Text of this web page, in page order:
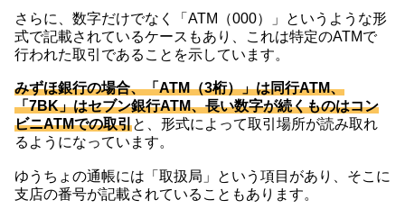
さらに、数字だけでなく「ATM（000）」というような形
式で記載されているケースもあり、これは特定のATMで
行われた取引であることを示しています。
みずほ銀行の場合、「ATM（3桁）」は同行ATM、
「7BK」はセブン銀行ATM、長い数字が続くものはコン
ビニATMでの取引と、形式によって取引場所が読み取れ
るようになっています。
ゆうちょの通帳には「取扱局」という項目があり、そこに
支店の番号が記載されていることもあります。